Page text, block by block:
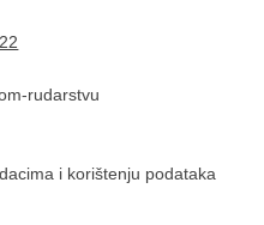
rudarstvu
i korištenju podataka